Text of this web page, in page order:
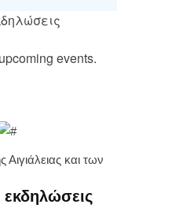
events.
Αιγιάλειας και των
εκδηλώσεις